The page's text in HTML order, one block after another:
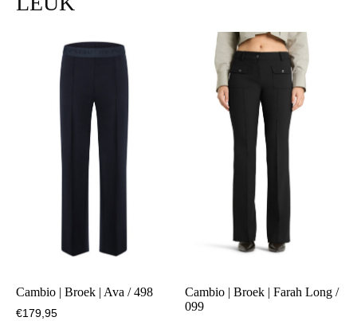
Cambio | Broek | Ava / 498
€179,95
Cambio | Broek | Farah Long /
099